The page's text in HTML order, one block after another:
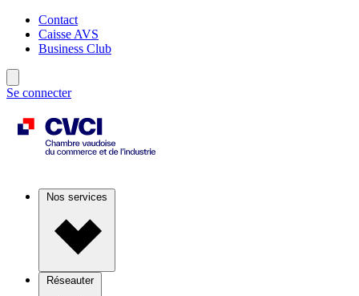
Contact
Caisse AVS
Business Club
Se connecter
Nos services
Réseauter